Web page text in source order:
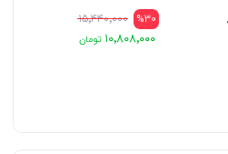
%30 ۱۵٬۴۴۰٬۰۰۰
۱۰٬۸۰۸٬۰۰۰